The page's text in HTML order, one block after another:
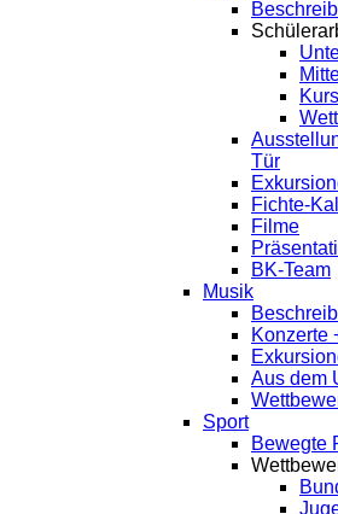
Tür
Fichte-
Filme
BK-Team
Musik
Konzerte
Aus dem
Sport
Bewegte